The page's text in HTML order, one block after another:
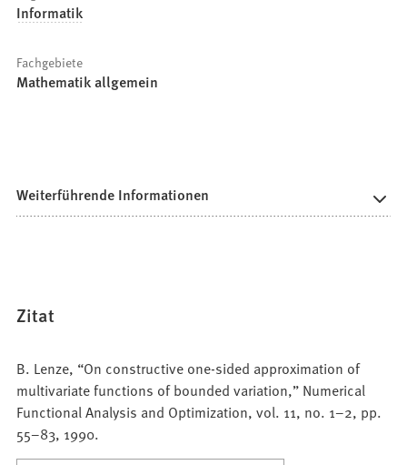
Informatik
Fachgebiete
Mathematik allgemein
Weiterführende Informationen
Zitat
B. Lenze, “On constructive one-sided approximation of
multivariate functions of bounded variation,” Numerical
Functional Analysis and Optimization, vol. 11, no. 1–2, pp.
55–83, 1990.